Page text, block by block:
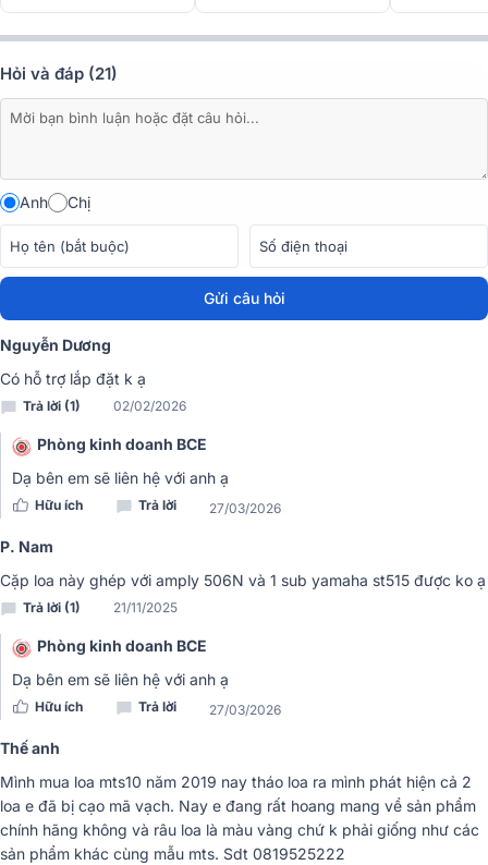
Công suất lớn
đa 1200W nên có thể chơi nhạc ở mức âm lượng cao mà không phải
lo ngại đến tình trạng méo hay vỡ tiếng. Loa có thể sử dụng tốt cho
không gian từ 20 - 30m2.
Âm thanh lan tỏa
Hỏi và đáp (21)
Anh Chị
Gửi câu hỏi
Nguyễn Dương
Có hỗ trợ lắp đặt k ạ
Trả lời (1) 02/02/2026
Phòng kinh doanh BCE
Dạ bên em sẽ liên hệ với anh ạ
Hữu ích Trả lời 27/03/2026
P. Nam
Cặp loa này ghép với amply 506N và 1 sub yamaha st515 được ko ạ
Trả lời (1) 21/11/2025
Phòng kinh doanh BCE
Dạ bên em sẽ liên hệ với anh ạ
Hữu ích Trả lời 27/03/2026
Thế anh
Mình mua loa mts10 năm 2019 nay tháo loa ra mình phát hiện cả 2
loa e đã bị cạo mã vạch. Nay e đang rất hoang mang về sản phẩm
chính hãng không và râu loa là màu vàng chứ k phải giống như các
sản phẩm khác cùng mẫu mts. Sdt 0819525222